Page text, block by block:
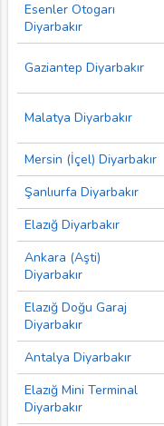
Esenler Otogarı
Diyarbakır
Gaziantep Diyarbakır
Malatya Diyarbakır
Mersin (İçel) Diyarbakır
Şanlıurfa Diyarbakır
Elazığ Diyarbakır
Ankara (Aşti)
Diyarbakır
Elazığ Doğu Garaj
Diyarbakır
Antalya Diyarbakır
Elazığ Mini Terminal
Diyarbakır